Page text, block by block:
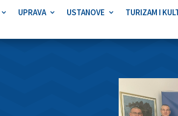
UPRAVA USTANOVE TURIZAM I